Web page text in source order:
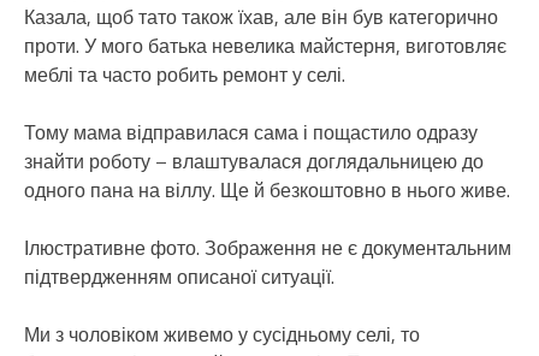
Казала, щоб тато також їхав, але він був категорично
проти. У мого батька невелика майстерня, виготовляє
меблі та часто робить ремонт у селі.
Тому мама відправилася сама і пощастило одразу
знайти роботу – влаштувалася доглядальницею до
одного пана на віллу. Ще й безкоштовно в нього живе.
Ілюстративне фото. Зображення не є документальним
підтвердженням описаної ситуації.
Ми з чоловіком живемо у сусідньому селі, то